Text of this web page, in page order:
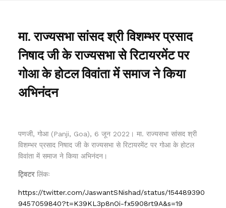
मा. राज्यसभा सांसद श्री विशम्भर प्रसाद
निषाद जी के राज्यसभा से रिटायरमेंट पर
गोआ के होटल विवांता में समाज ने किया
अभिनंदन
पणजी, गोआ (Panji, Goa), 6 जून 2022। मा. राज्यसभा सांसद श्री
विशम्भर प्रसाद निषाद जी के राज्यसभा से रिटायरमेंट पर गोआ के होटल
विवांता में समाज ने किया अभिनंदन।
ट्विटरलिंकः
https://twitter.com/JaswantSNishad/status/154489390
9457059840?t=K39KL3p8nOi-fx5908rt9A&s=19